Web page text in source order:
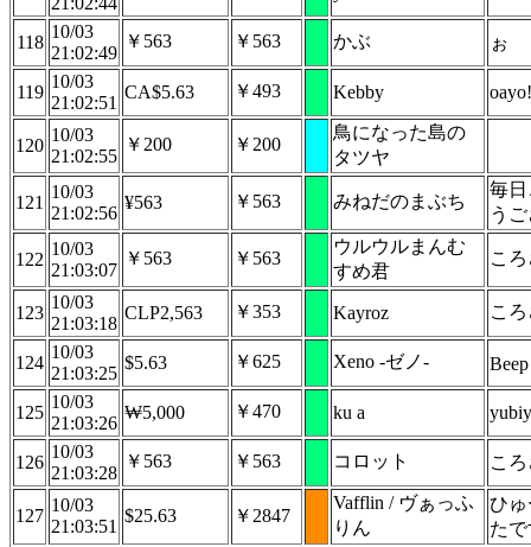
118
10/03
21:02:49
￥563 ￥563 かぶ ぉ
119
10/03
21:02:51
CA$5.63 ￥493 Kebby oayo!
120
10/03
21:02:55
￥200 ￥200
鳥になった島の
タツヤ
121
10/03
21:02:56
¥563 ￥563 みねだのまぶち
毎
う
122
10/03
21:03:07
￥563 ￥563
ウルウルまんむ
すめ君
こ
123
10/03
21:03:18
CLP2,563 ￥353 Kayroz こ
124
10/03
21:03:25
$5.63 ￥625 Xeno -ゼノ-
125
10/03
21:03:26
₩5,000 ￥470 ku a
126
10/03
21:03:28
￥563 ￥563 コロット こ
127
10/03
21:03:51
$25.63 ￥2847
Vafflin / ヴぁっふ
りん
ひ
た